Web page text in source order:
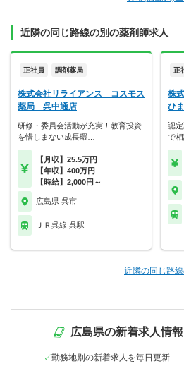
近隣の同じ路線の別の薬剤師求人
正社員 調剤薬局
株式会社リライアンス コスモス
薬局 呉中通店
研修・委員会活動が充実！教育投資
を惜しまない成長環…
【月収】25.5万円
【年収】400万円
【時給】2,000円～
広島県 呉市
ＪＲ呉線 呉駅
正
株
ひ
認
で
近隣の同じ路
広島県の新着求人情
勤務地別の新着求人を毎日更新